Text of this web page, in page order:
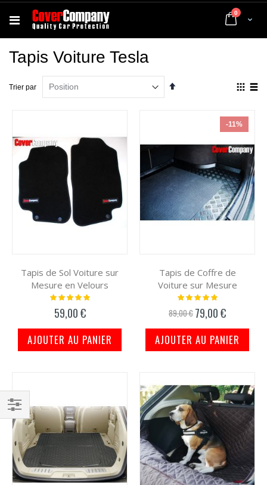
Cart
0 articles
Tapis Voiture Tesla
Trier par
Par
Tapis de Sol Voiture sur
Mesure en Velours
Notation:
59,00 €
AJOUTER AU PANIER
-11%
Tapis de Coffre de
Voiture sur Mesure
Notation:
89,00 € Prix
spécial
79,00 €
AJOUTER AU PANIER
Filtrer